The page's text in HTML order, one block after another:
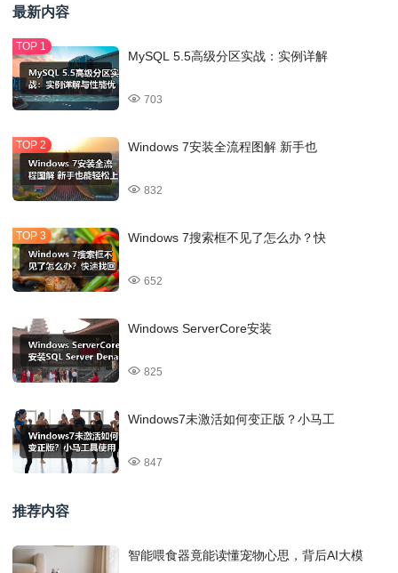
最新内容
MySQL 5.5高级分区实战：实例详解
703
Windows 7安装全流程图解 新手也
832
Windows 7搜索框不见了怎么办？快
652
Windows ServerCore安装
825
Windows7未激活如何变正版？小马工
847
推荐内容
智能喂食器竟能读懂宠物心思，背后AI大模